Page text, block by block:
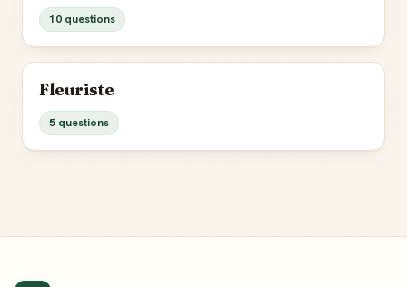
10 questions
Fleuriste
5 questions